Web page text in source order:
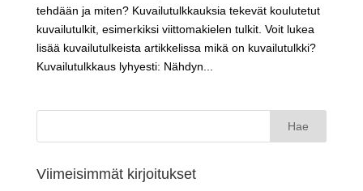
tehdään ja miten? Kuvailutulkkauksia tekevät koulutetut
kuvailutulkit, esimerkiksi viittomakielen tulkit. Voit lukea
lisää kuvailutulkeista artikkelissa mikä on kuvailutulkki?
Kuvailutulkkaus lyhyesti: Nähdyn...
Haku:
Viimeisimmät kirjoitukset